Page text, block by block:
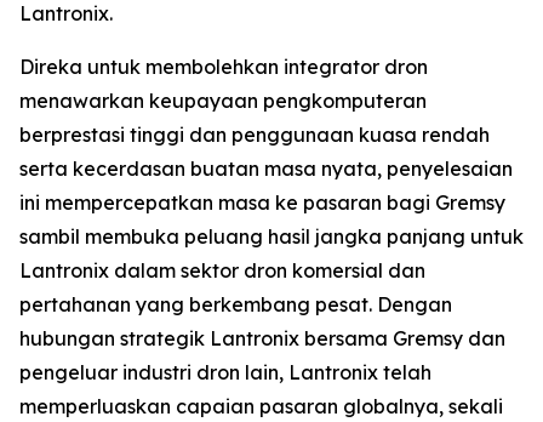
Lantronix.
Direka untuk membolehkan integrator dron
menawarkan keupayaan pengkomputeran
berprestasi tinggi dan penggunaan kuasa rendah
serta kecerdasan buatan masa nyata, penyelesaian
ini mempercepatkan masa ke pasaran bagi Gremsy
sambil membuka peluang hasil jangka panjang untuk
Lantronix dalam sektor dron komersial dan
pertahanan yang berkembang pesat. Dengan
hubungan strategik Lantronix bersama Gremsy dan
pengeluar industri dron lain, Lantronix telah
memperluaskan capaian pasaran globalnya, sekali